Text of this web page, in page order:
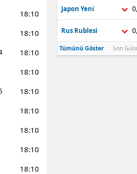
18:10
18:10
18:10
18:10
18:10
18:10
18:10
18:10
18:10
Japon Yeni
Rus Rublesi
Tümünü Göster Son